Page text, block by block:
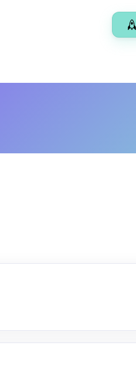
– Şirket Profili